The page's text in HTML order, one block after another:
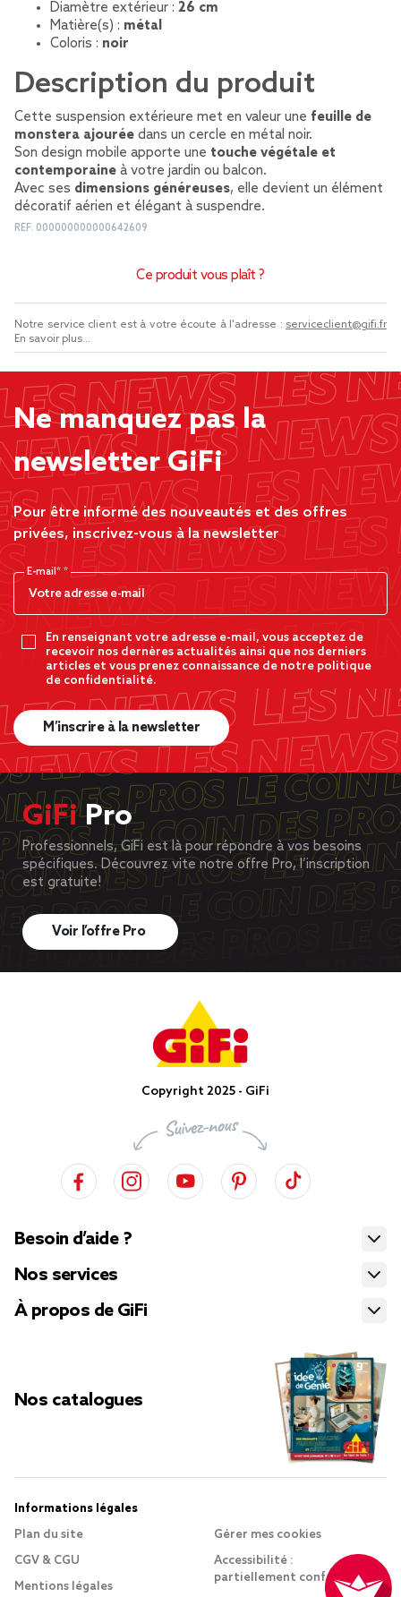
Diamètre extérieur : 26 cm
Matière(s) : métal
Coloris : noir
Description du produit
Cette suspension extérieure met en valeur une feuille de
monstera ajourée dans un cercle en métal noir.
Son design mobile apporte une touche végétale et
contemporaine à votre jardin ou balcon.
Avec ses dimensions généreuses, elle devient un élément
décoratif aérien et élégant à suspendre.
REF. 000000000000642609
Ce produit vous plaît ?
Notre service client est à votre écoute à l'adresse : serviceclient@gifi.fr
En savoir plus...
Ne manquez pas la
newsletter GiFi
Pour être informé des nouveautés et des offres
privées, inscrivez-vous à la newsletter
E-mail*
En renseignant votre adresse e-mail, vous acceptez de
recevoir nos dernères actualités ainsi que nos derniers
articles et vous prenez connaissance de notre politique
de confidentialité.
M’inscrire à la newsletter
GiFiPro
Professionnels, GiFi est là pour répondre à vos besoins
spécifiques. Découvrez vite notre offre Pro, l’inscription
est gratuite!
Voir l’offre Pro
Copyright 2025 - GiFi
Besoin d’aide ?
Nos services
À propos de GiFi
Nos catalogues
Informations légales
Plan du site
CGV & CGU
Mentions légales
Gérer mes cookies
Accessibilité :
partiellement conforme